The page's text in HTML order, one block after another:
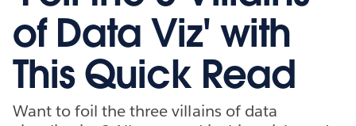
of Data Viz' with
This Quick Read
Want to foil the three villains of data